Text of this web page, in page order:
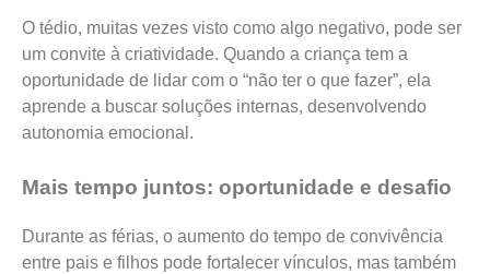
O tédio, muitas vezes visto como algo negativo, pode ser
um convite à criatividade. Quando a criança tem a
oportunidade de lidar com o “não ter o que fazer”, ela
aprende a buscar soluções internas, desenvolvendo
autonomia emocional.
Mais tempo juntos: oportunidade e desafio
Durante as férias, o aumento do tempo de convivência
entre pais e filhos pode fortalecer vínculos, mas também